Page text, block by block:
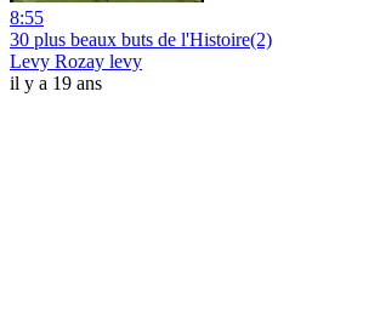
8:55
30 plus beaux buts de l'Histoire(2)
Levy Rozay levy
il y a 19 ans